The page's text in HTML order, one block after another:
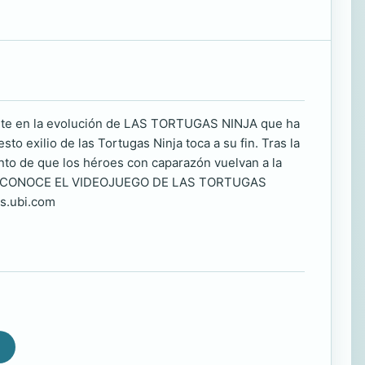
en la evolución de LAS TORTUGAS NINJA que ha
exilio de las Tortugas Ninja toca a su fin. Tras la
de que los héroes con caparazón vuelvan a la
EL VIDEOJUEGO DE LAS TORTUGAS